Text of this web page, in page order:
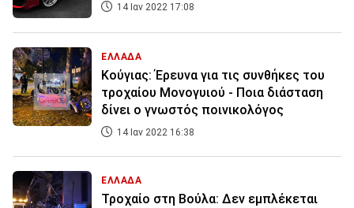
14 Ιαν 2022 17:08
ΕΛΛΑΔΑ
Κούγιας: Έρευνα για τις συνθήκες του
τροχαίου Μονογυιού - Ποια διάσταση
δίνει ο γνωστός ποινικολόγος
14 Ιαν 2022 16:38
ΕΛΛΑΔΑ
Τροχαίο στη Βούλα: Δεν εμπλέκεται